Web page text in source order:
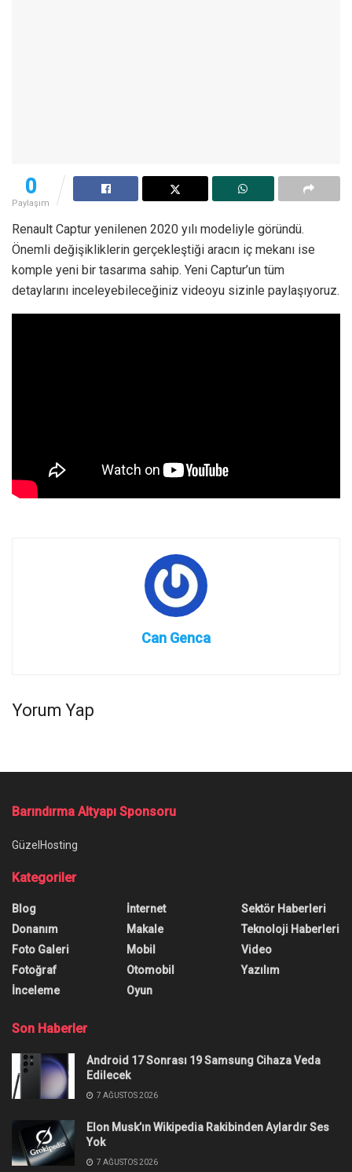
0
Paylaşım
Renault Captur yenilenen 2020 yılı modeliyle göründü.
Önemli değişikliklerin gerçekleştiği aracın iç mekanı ise
komple yeni bir tasarıma sahip. Yeni Captur’un tüm
detaylarını inceleyebileceğiniz videoyu sizinle paylaşıyoruz.
Can Genca
Yorum Yap
Barındırma Altyapı Sponsoru
GüzelHosting
Kategoriler
Blog
Donanım
Foto Galeri
Fotoğraf
İnceleme
İnternet
Makale
Mobil
Otomobil
Oyun
Sektör Haberleri
Teknoloji Haberleri
Video
Yazılım
Son Haberler
Android 17 Sonrası 19 Samsung Cihaza Veda
Edilecek
7 AĞUSTOS 2026
Elon Musk’ın Wikipedia Rakibinden Aylardır Ses
Yok
7 AĞUSTOS 2026